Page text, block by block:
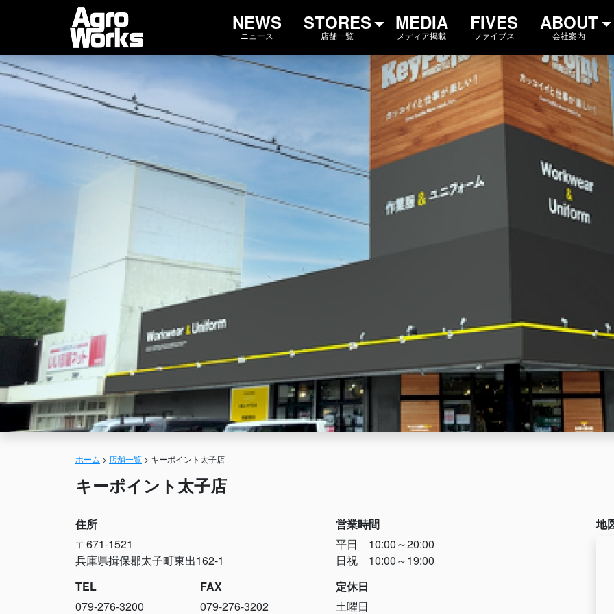
メインナビゲーション
Agro Works｜アグロワークス
NEWS
ニュース
STORES
店舗一覧
MEDIA
メディア掲載
FIVES
ファイブス
ABOUT
会社案内
ホーム > 店舗一覧 > キーポイント太子店
キーポイント太子店
住所
〒671-1521
兵庫県揖保郡太子町東出162-1
TEL
079-276-3200
FAX
079-276-3202
営業時間
平日 10:00～20:00
日祝 10:00～19:00
定休日
土曜日
地